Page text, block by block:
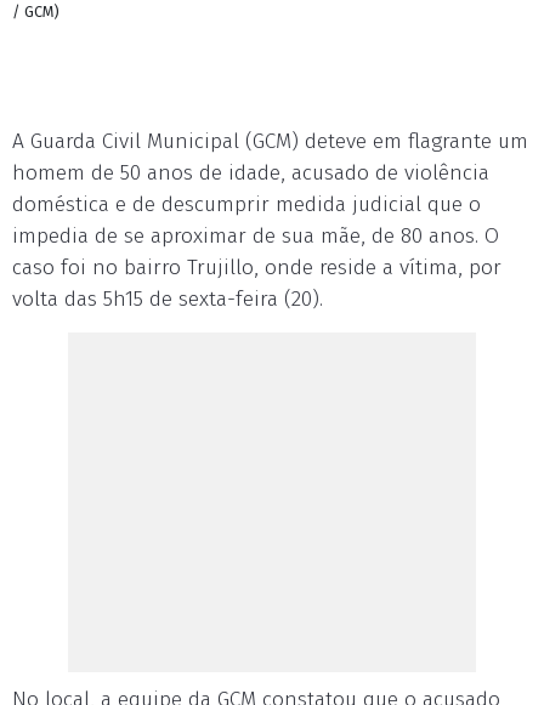
/ GCM)
A Guarda Civil Municipal (GCM) deteve em flagrante um
homem de 50 anos de idade, acusado de violência
doméstica e de descumprir medida judicial que o
impedia de se aproximar de sua mãe, de 80 anos. O
caso foi no bairro Trujillo, onde reside a vítima, por
volta das 5h15 de sexta-feira (20).
No local, a equipe da GCM constatou que o acusado